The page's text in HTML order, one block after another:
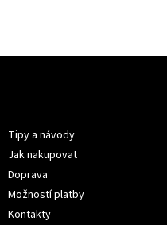
Tipy a návody
Jak nakupovat
Doprava
Možností platby
Kontakty